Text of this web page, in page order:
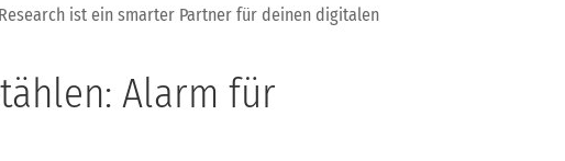
ist ein smarter Partner für deinen digitalen
Alarm für